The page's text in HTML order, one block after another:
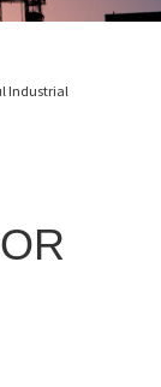
Industrial